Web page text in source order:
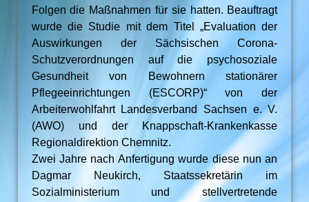
Folgen die Maßnahmen für sie hatten. Beauftragt
wurde die Studie mit dem Titel „Evaluation der
Auswirkungen der Sächsischen Corona-
Schutzverordnungen auf die psychosoziale
Gesundheit von Bewohnern stationärer
Pflegeeinrichtungen (ESCORP)“ von der
Arbeiterwohlfahrt Landesverband Sachsen e. V.
(AWO) und der Knappschaft-Krankenkasse
Regionaldirektion Chemnitz.
Zwei Jahre nach Anfertigung wurde diese nun an
Dagmar Neukirch, Staatssekretärin im
Sozialministerium und stellvertretende